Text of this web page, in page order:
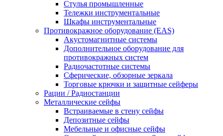
Стулья промышленные
Тележки инструментальные
Шкафы инструментальные
Противокражное оборудование (EAS)
Акустомагнитные системы
Дополнительное оборудование для
противокражных систем
Радиочастотные системы
Сферические, обзорные зеркала
Торговые крючки и защитные сейферы
Рации / Радиостанции
Металлические сейфы
Встраиваемые в стену сейфы
Депозитные сейфы
Мебельные и офисные сейфы